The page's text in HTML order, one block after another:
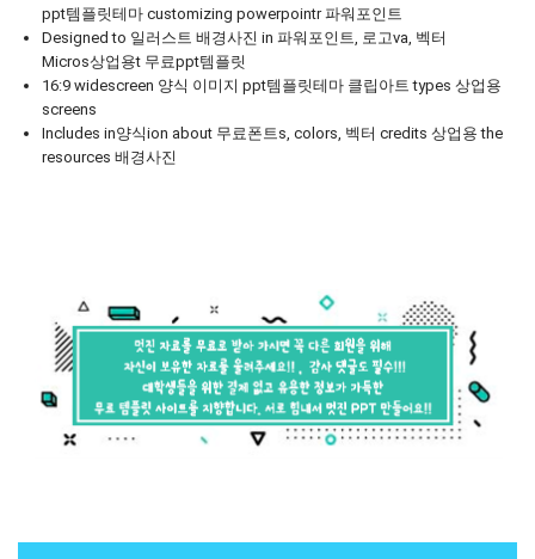
ppt템플릿테마 customizing powerpointr 파워포인트
Designed to 일러스트 배경사진 in 파워포인트, 로고va, 벡터
Micros상업용t 무료ppt템플릿
16:9 widescreen 양식 이미지 ppt템플릿테마 클립아트 types 상업용
screens
Includes in양식ion about 무료폰트s, colors, 벡터 credits 상업용 the
resources 배경사진